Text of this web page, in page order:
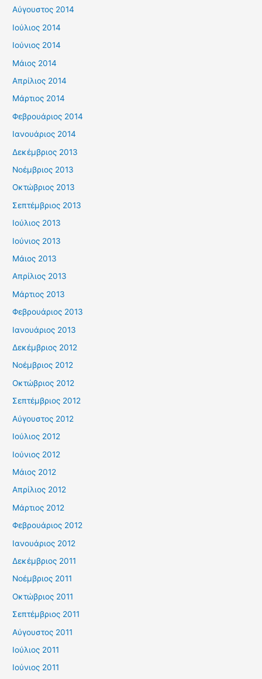
Αύγουστος 2014
Ιούλιος 2014
Ιούνιος 2014
Μάιος 2014
Απρίλιος 2014
Μάρτιος 2014
Φεβρουάριος 2014
Ιανουάριος 2014
Δεκέμβριος 2013
Νοέμβριος 2013
Οκτώβριος 2013
Σεπτέμβριος 2013
Ιούλιος 2013
Ιούνιος 2013
Μάιος 2013
Απρίλιος 2013
Μάρτιος 2013
Φεβρουάριος 2013
Ιανουάριος 2013
Δεκέμβριος 2012
Νοέμβριος 2012
Οκτώβριος 2012
Σεπτέμβριος 2012
Αύγουστος 2012
Ιούλιος 2012
Ιούνιος 2012
Μάιος 2012
Απρίλιος 2012
Μάρτιος 2012
Φεβρουάριος 2012
Ιανουάριος 2012
Δεκέμβριος 2011
Νοέμβριος 2011
Οκτώβριος 2011
Σεπτέμβριος 2011
Αύγουστος 2011
Ιούλιος 2011
Ιούνιος 2011